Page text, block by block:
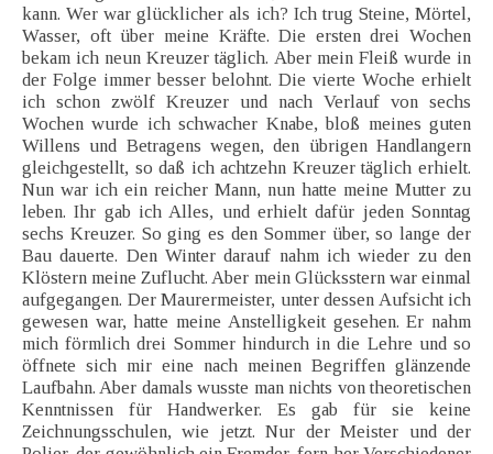
kann. Wer war glücklicher als ich? Ich trug Steine, Mörtel,
Wasser, oft über meine Kräfte. Die ersten drei Wochen
bekam ich neun Kreuzer täglich. Aber mein Fleiß wurde in
der Folge immer besser belohnt. Die vierte Woche erhielt
ich schon zwölf Kreuzer und nach Verlauf von sechs
Wochen wurde ich schwacher Knabe, bloß meines guten
Willens und Betragens wegen, den übrigen Handlangern
gleichgestellt, so daß ich achtzehn Kreuzer täglich erhielt.
Nun war ich ein reicher Mann, nun hatte meine Mutter zu
leben. Ihr gab ich Alles, und erhielt dafür jeden Sonntag
sechs Kreuzer. So ging es den Sommer über, so lange der
Bau dauerte. Den Winter darauf nahm ich wieder zu den
Klöstern meine Zuflucht. Aber mein Glücksstern war einmal
aufgegangen. Der Maurermeister, unter dessen Aufsicht ich
gewesen war, hatte meine Anstelligkeit gesehen. Er nahm
mich förmlich drei Sommer hindurch in die Lehre und so
öffnete sich mir eine nach meinen Begriffen glänzende
Laufbahn. Aber damals wusste man nichts von theoretischen
Kenntnissen für Handwerker. Es gab für sie keine
Zeichnungsschulen, wie jetzt. Nur der Meister und der